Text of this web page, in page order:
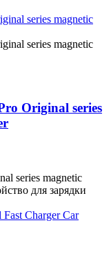
Original series
series magnetic
для зарядки